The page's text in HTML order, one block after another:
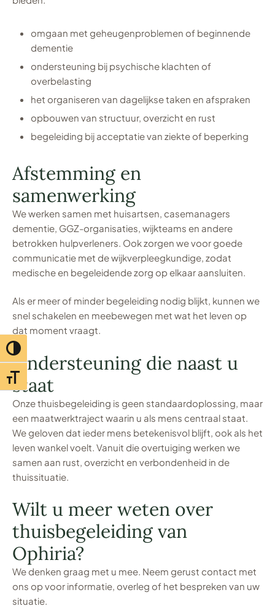
Toggle hoog contrast
Toggle lettertypegrootte
omgaan met geheugenproblemen of beginnende
dementie
ondersteuning bij psychische klachten of
overbelasting
het organiseren van dagelijkse taken en afspraken
opbouwen van structuur, overzicht en rust
begeleiding bij acceptatie van ziekte of beperking
Afstemming en
samenwerking
We werken samen met huisartsen, casemanagers
dementie, GGZ-organisaties, wijkteams en andere
betrokken hulpverleners. Ook zorgen we voor goede
communicatie met de wijkverpleegkundige, zodat
medische en begeleidende zorg op elkaar aansluiten.
Als er meer of minder begeleiding nodig blijkt, kunnen we
snel schakelen en meebewegen met wat het leven op
dat moment vraagt.
Ondersteuning die naast u
staat
Onze thuisbegeleiding is geen standaardoplossing, maar
een maatwerktraject waarin u als mens centraal staat.
We geloven dat ieder mens betekenisvol blijft, ook als het
leven wankel voelt. Vanuit die overtuiging werken we
samen aan rust, overzicht en verbondenheid in de
thuissituatie.
Wilt u meer weten over
thuisbegeleiding van
Ophiria?
We denken graag met u mee. Neem gerust contact met
ons op voor informatie, overleg of het bespreken van uw
situatie.